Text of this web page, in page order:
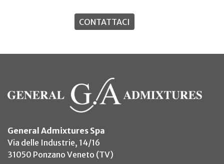
CONTATTACI
General Admixtures Spa
Via delle Industrie, 14/16
31050 Ponzano Veneto (TV)